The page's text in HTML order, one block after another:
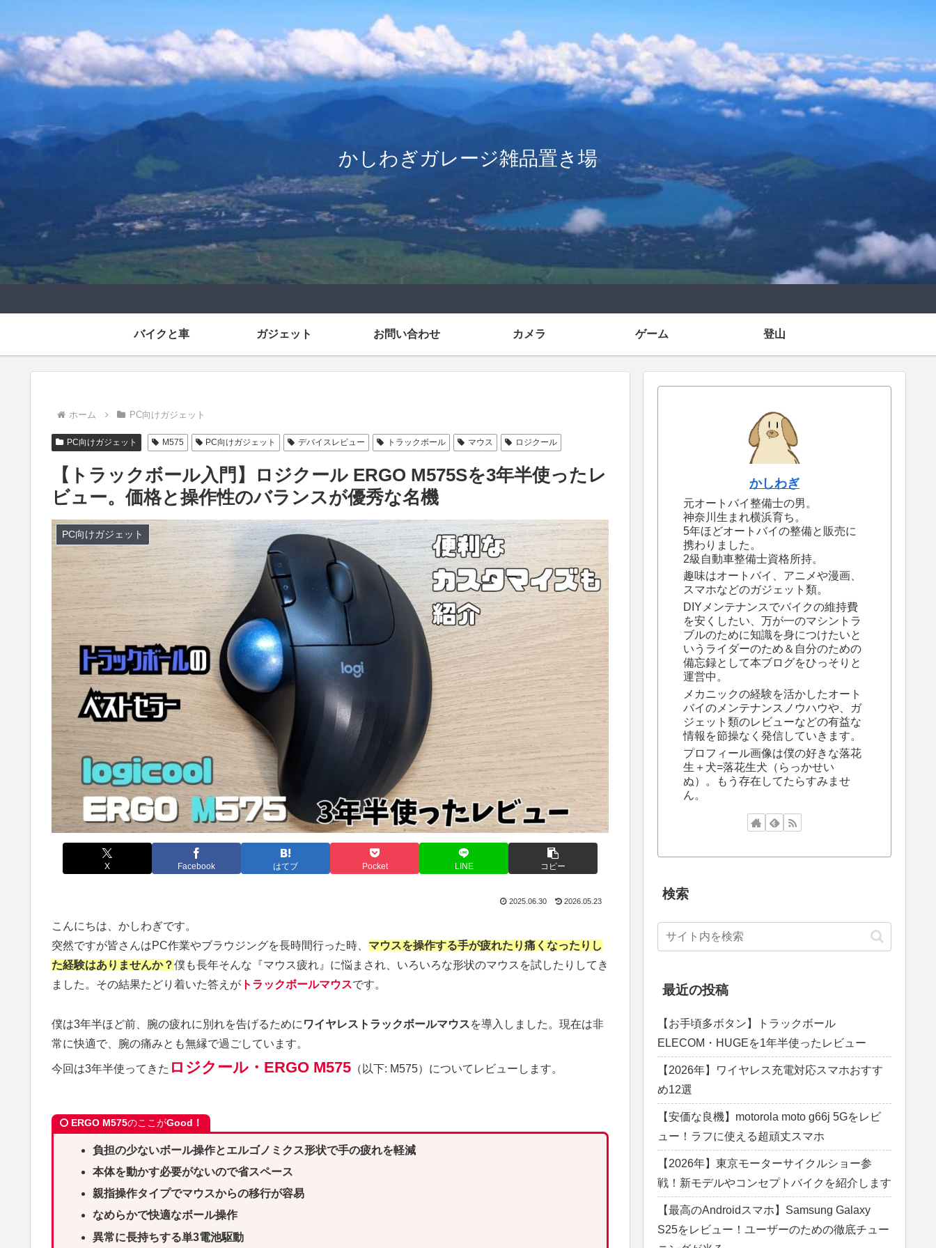
かしわぎガレージ雑品置き場
バイクと車 ガジェット お問い合わせ カメラ ゲーム 登山
ホーム PC向けガジェット
PC向けガジェット M575 PC向けガジェット デバイスレビュー トラックボール マウス ロジクール
【トラックボール入門】ロジクール ERGO M575Sを3年半使ったレ
ビュー。価格と操作性のバランスが優秀な名機
PC向けガジェット
X Facebook はてブ Pocket LINE コピー
2025.06.30 2026.05.23
こんにちは、かしわぎです。
突然ですが皆さんはPC作業やブラウジングを長時間行った時、 マウスを操作する手が疲れたり痛くなったりし
た経験はありませんか？僕も長年そんな『マウス疲れ』に悩まされ、いろいろな形状のマウスを試したりしてき
ました。その結果たどり着いた答えが トラックボールマウスです。
僕は3年半ほど前、腕の疲れに別れを告げるために ワイヤレストラックボールマウスを導入しました。現在は非
常に快適で、腕の痛みとも無縁で過ごしています。
今回は3年半使ってきた ロジクール・ERGO M575 （以下: M575）についてレビューします。
ERGO M575のここがGood！
負担の少ないボール操作とエルゴノミクス形状で手の疲れを軽減
本体を動かす必要がないので省スペース
親指操作タイプでマウスからの移行が容易
なめらかで快適なボール操作
異常に長持ちする単3電池駆動
かしわぎ
元オートバイ整備士の男。
神奈川生まれ横浜育ち。
5年ほどオートバイの整備と販売に
携わりました。
2級自動車整備士資格所持。
趣味はオートバイ、アニメや漫画、
スマホなどのガジェット類。
DIYメンテナンスでバイクの維持費
を安くしたい、万が一のマシントラ
ブルのために知識を身につけたいと
いうライダーのため＆自分のための
備忘録として本ブログをひっそりと
運営中。
メカニックの経験を活かしたオート
バイのメンテナンスノウハウや、ガ
ジェット類のレビューなどの有益な
情報を節操なく発信していきます。
プロフィール画像は僕の好きな落花
生＋犬=落花生犬（らっかせい
ぬ）。もう存在してたらすみませ
ん。
検索
最近の投稿
【お手頃多ボタン】トラックボール
ELECOM・HUGEを1年半使ったレビュー
【2026年】ワイヤレス充電対応スマホおすす
め12選
【安価な良機】motorola moto g66j 5Gをレビ
ュー！ラフに使える超頑丈スマホ
【2026年】東京モーターサイクルショー参
戦！新モデルやコンセプトバイクを紹介します
【最高のAndroidスマホ】Samsung Galaxy
S25をレビュー！ユーザーのための徹底チュー